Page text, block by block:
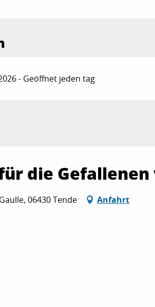
- Geöffnet jeden tag
die Gefallenen
06430 Tende Anfahrt